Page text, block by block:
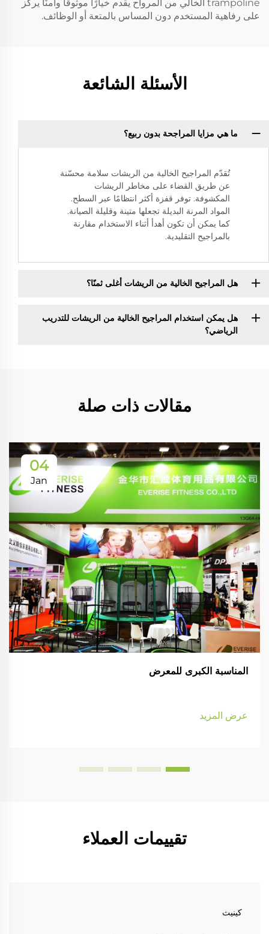
trampoline الخالي من المرواح يقدم خيارًا موثوقًا وأمنًا يركز
على رفاهية المستخدم دون المساس بالمتعة أو الوظائف.
الأسئلة الشائعة
ما هي مزايا المراجحة بدون ربيع؟
تُقدّم المراجيح الخالية من الريشات سلامة محسّنة
عن طريق القضاء على مخاطر الريشات
المكشوفة. توفر قفزة أكثر انتظامًا عبر السطح.
المواد المرنة البديلة تجعلها متينة وقليلة الصيانة.
كما يمكن أن تكون أهدأ أثناء الاستخدام مقارنة
بالمراجيح التقليدية.
هل المراجيح الخالية من الريشات أغلى ثمنًا؟
هل يمكن استخدام المراجيح الخالية من الريشات للتدريب
الرياضي؟
مقالات ذات صلة
04
Jan
المناسبة الكبرى للمعرض
عرض المزيد
تقييمات العملاء
كينيث